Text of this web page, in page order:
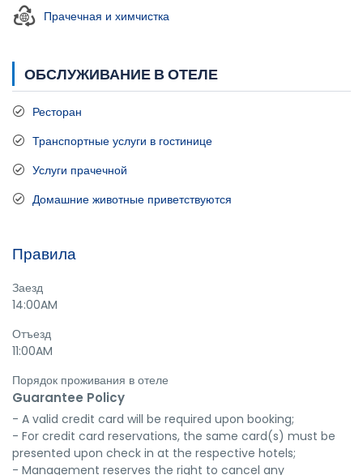
Прачечная и химчистка
ОБСЛУЖИВАНИЕ В ОТЕЛЕ
Ресторан
Транспортные услуги в гостинице
Услуги прачечной
Домашние животные приветствуются
Правила
Заезд
14:00AM
Отъезд
11:00AM
Порядок проживания в отеле
Guarantee Policy
- A valid credit card will be required upon booking;
- For credit card reservations, the same card(s) must be
presented upon check in at the respective hotels;
- Management reserves the right to cancel any